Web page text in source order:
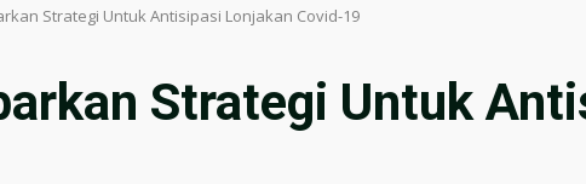
Strategi Untuk Antisipasi Lonjakan Covid-19
Strategi Untuk